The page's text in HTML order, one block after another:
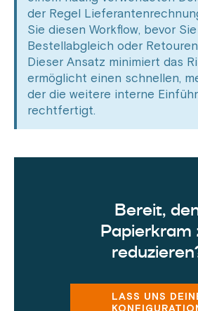
der Regel
Sie diesen Workflow, bevor
Bestellabgleich oder
Dieser Ansatz minimiert das
ermöglicht einen schnellen,
der die weitere interne
rechtfertigt.
Bereit,
Papierkram
LASS UNS